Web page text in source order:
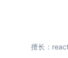
擅长：